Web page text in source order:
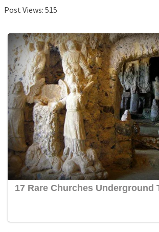
Post Views: 515